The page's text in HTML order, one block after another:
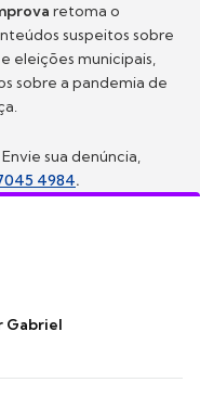
retoma o
suspeitos sobre
eleições municipais,
sobre a pandemia de
sua denúncia,
4984.
Gabriel